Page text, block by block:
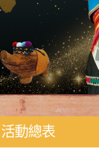
活動總表